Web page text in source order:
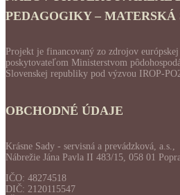
PEDAGOGIKY – MATERSKÁ
Projekt je financovaný zo zdrojov
poskytovateľom Ministerstvom
Slovenskej republiky pod výzvou IROP-
OBCHODNÉ ÚDAJE
Krásne Sady - servisná a prevádzková, a.s.,
Nábrežie Jána Pavla II 483/15, 058 01
IČO: 48274518
DIČ: 2120115547